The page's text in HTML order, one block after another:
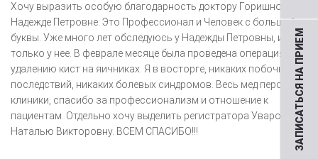
ЗАПИСАТЬСЯ НА ПРИЕМ
Хочу выразить особую благодарность доктору Горишной
Надежде Петровне. Это Профессионал и Человек с большой
буквы. Уже много лет обследуюсь у Надежды Петровны, и
только у нее. В феврале месяце была проведена операция по
удалению кист на яичниках. Я в восторге, никаких побочных
последствий, никаких болевых синдромов. Весь мед персонал
клиники, спасибо за профессионализм и отношение к
пациентам. Отдельно хочу выделить регистратора Уварову
Наталью Викторовну. ВСЕМ СПАСИБО!!!